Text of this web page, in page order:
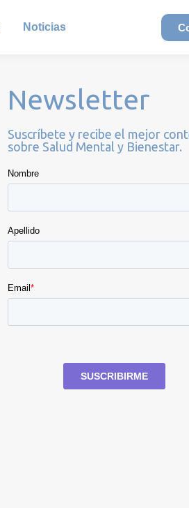
Noticias
Newsletter
Suscríbete y recibe el mejor
sobre Salud Mental y Bienestar.